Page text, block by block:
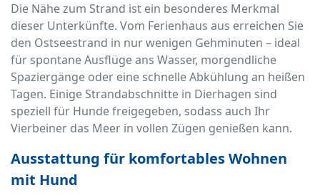
Die Nähe zum Strand ist ein besonderes Merkmal
dieser Unterkünfte. Vom Ferienhaus aus erreichen Sie
den Ostseestrand in nur wenigen Gehminuten – ideal
für spontane Ausflüge ans Wasser, morgendliche
Spaziergänge oder eine schnelle Abkühlung an heißen
Tagen. Einige Strandabschnitte in Dierhagen sind
speziell für Hunde freigegeben, sodass auch Ihr
Vierbeiner das Meer in vollen Zügen genießen kann.
Ausstattung für komfortables Wohnen
mit Hund